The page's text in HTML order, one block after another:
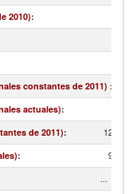
2010):
constantes de 2011) :
actuales):
de 2011):
:
...